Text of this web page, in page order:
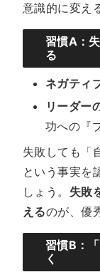
意識的に変え
習慣A：
る
ネガティ
リーダー
功への『
失敗しても「
という事実を
しょう。 失敗
えるのが、優
習慣B：
く